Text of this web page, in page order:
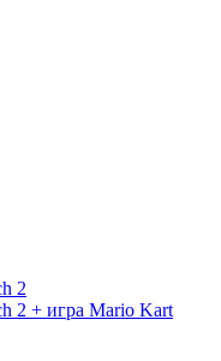
2
2 + игра Mario Kart